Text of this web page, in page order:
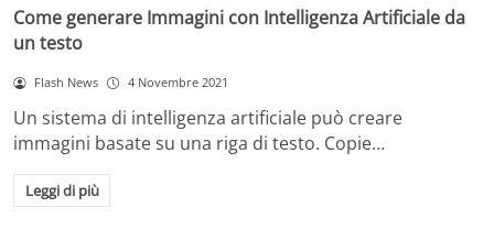
Come generare Immagini con Intelligenza Artificiale da
un testo
Flash News 4 Novembre 2021
Un sistema di intelligenza artificiale può creare
immagini basate su una riga di testo. Copie…
Leggi di più